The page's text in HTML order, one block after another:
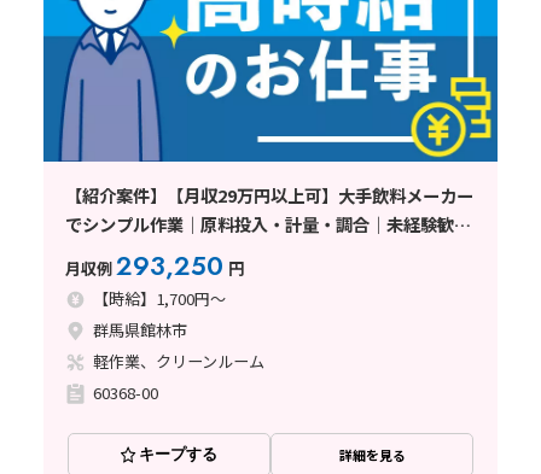
【紹介案件】【月収29万円以上可】大手飲料メーカー
でシンプル作業｜原料投入・計量・調合｜未経験歓迎
｜高時給1700円｜年間休日123日｜地元で安定勤務
〈群馬県館林市〉
月収例293,250 円
【時給】1,700円～
群馬県館林市
軽作業、クリーンルーム
60368-00
キープする 詳細を見る